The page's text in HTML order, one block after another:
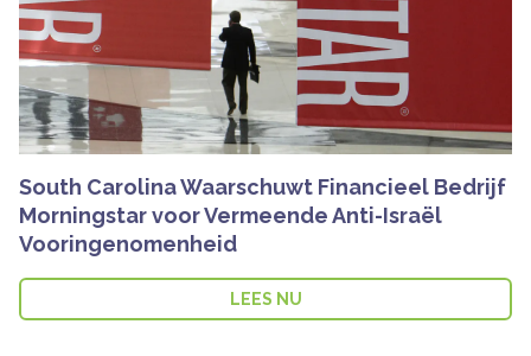
South Carolina Waarschuwt Financieel Bedrijf
Morningstar voor Vermeende Anti-Israël
Vooringenomenheid
LEES NU